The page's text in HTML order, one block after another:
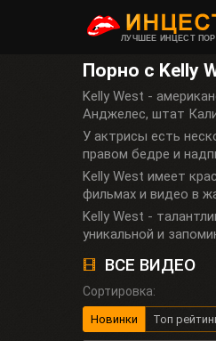
ЛУЧШЕЕ ИНЦЕСТ
Порно с Kelly
Kelly West -
Анджелес, штат
У актрисы есть
правом бедре и
Kelly West имеет
фильмах и видео в
Kelly West -
уникальной и
ВСЕ ВИДЕО
Сортировка:
Новинки Топ